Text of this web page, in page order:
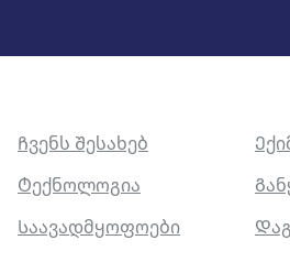
Ჩვენს Შესახებ
Ტექნოლოგია
Საავადმყოფოები